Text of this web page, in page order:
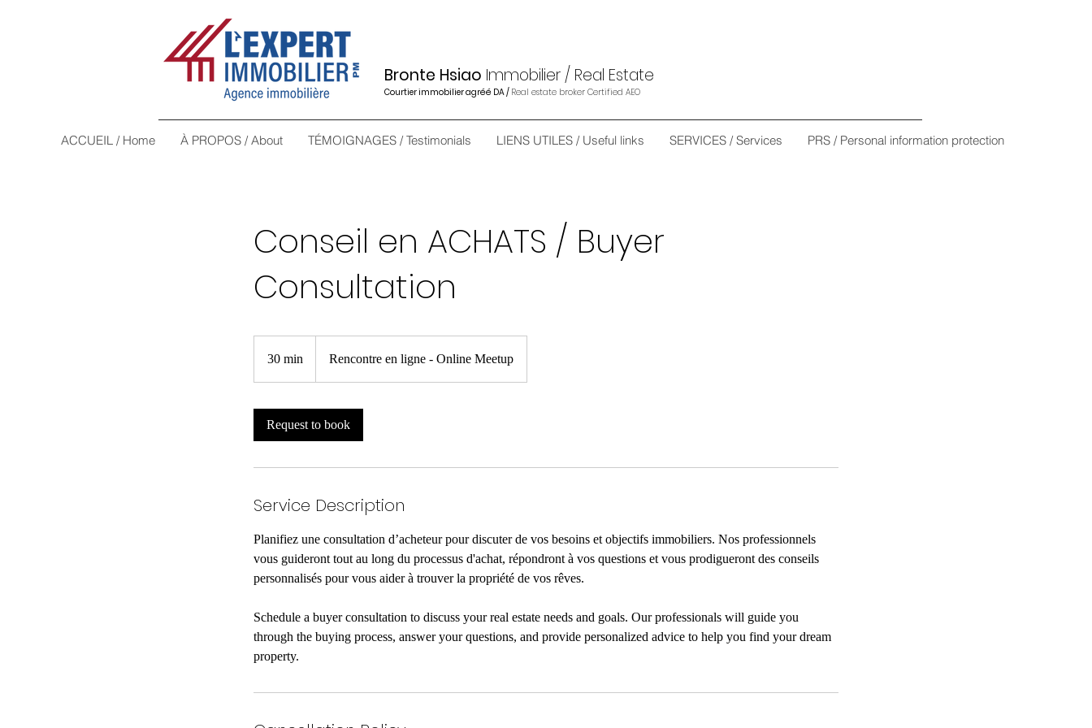
Bronte Hsiao Immobilier / Real Estate
Courtier immobilier agréé DA / Real estate broker Certified AEO
ACCUEIL / Home À PROPOS / About TÉMOIGNAGES / Testimonials LIENS UTILES / Useful links SERVICES / Services PRS / Personal information protection
Conseil en ACHATS / Buyer
Consultation
30 min Rencontre en ligne - Online Meetup
Request to book
Service Description
Planifiez une consultation d’acheteur pour discuter de vos besoins et objectifs immobiliers. Nos professionnels
vous guideront tout au long du processus d'achat, répondront à vos questions et vous prodigueront des conseils
personnalisés pour vous aider à trouver la propriété de vos rêves.
Schedule a buyer consultation to discuss your real estate needs and goals. Our professionals will guide you
through the buying process, answer your questions, and provide personalized advice to help you find your dream
property.